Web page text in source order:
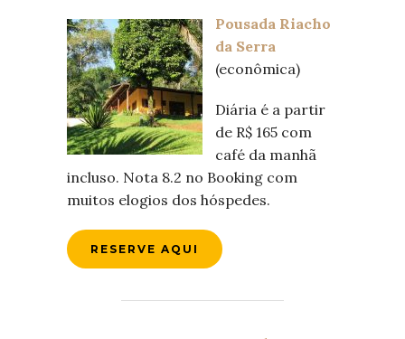
Pousada Riacho
da Serra
(econômica)
Diária é a partir
de R$ 165 com
café da manhã
incluso. Nota 8.2 no Booking com
muitos elogios dos hóspedes.
RESERVE AQUI